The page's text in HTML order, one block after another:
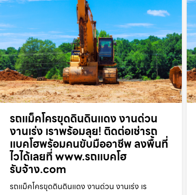
รถแม็คโครขุดดินดินแดง งานด่วน
งานเร่ง เราพร้อมลุย! ติดต่อเช่ารถ
แบคโฮพร้อมคนขับมืออาชีพ ลงพื้นที่
ไวได้เลยที่ www.รถแบคโฮ
รับจ้าง.com
รถแม็คโครขุดดินดินแดง งานด่วน งานเร่ง เร